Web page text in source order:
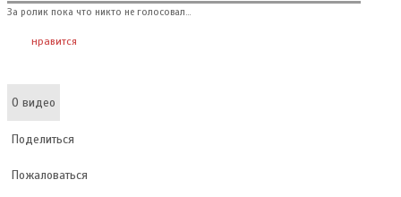
За ролик пока что никто не голосовал...
нравится
О видео
Поделиться
Пожаловаться